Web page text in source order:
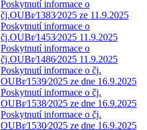
Poskytnutí informace o
čj.OUBr⁄1383⁄2025 ze 11.9.2025
Poskytnutí informace o
čj.OUBr⁄1453⁄2025 11.9.2025
Poskytnutí informace o
čj.OUBr⁄1486⁄2025 11.9.2025
Poskytnutí informace o čj.
OUBr⁄1539⁄2025 ze dne 16.9.2025
Poskytnutí informace o čj.
OUBr⁄1538⁄2025 ze dne 16.9.2025
Poskytnutí informace o čj.
OUBr⁄1530⁄2025 ze dne 16.9.2025